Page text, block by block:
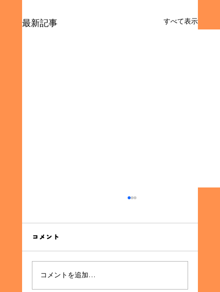
最新記事 すべて表示
同窓会の集金代行サービスの利点 同窓会を企画
する際に直面する最大の課題の一つが、参加者
ています。本記事では、集金代行サービスがど
コメント
コメントを追加…